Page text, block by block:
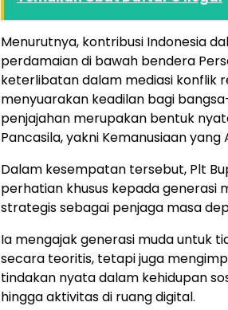
Menurutnya, kontribusi Indonesia
perdamaian di bawah bendera
keterlibatan dalam mediasi konflik
menyuarakan keadilan bagi
penjajahan merupakan bentuk
Pancasila, yakni Kemanusiaan yang
Dalam kesempatan tersebut, Plt
perhatian khusus kepada generasi
strategis sebagai penjaga masa
Ia mengajak generasi muda untuk
secara teoritis, tetapi juga
tindakan nyata dalam kehidupan
hingga aktivitas di ruang digital.